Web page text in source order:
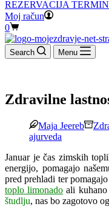
REZERVACIJA
Moj račun
Shopping
cart
0
Search Menu
Zdravilne
Maja Jeereb
ajurveda
Januar je čas zimskih
energijo, pomagajo
pred prehladi ter
toplo limonado ali
študlju, nas bo zagotovo